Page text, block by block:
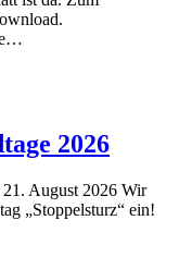
2026
21. August 2026 Wir
„Stoppelsturz“ ein!